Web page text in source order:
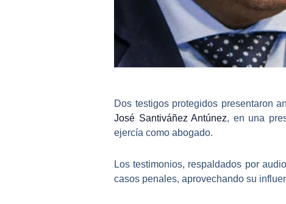
Dos testigos protegidos presentaron
José Santiváñez Antúnez, en una
ejercía como abogado.
Los testimonios, respaldados por
casos penales, aprovechando su